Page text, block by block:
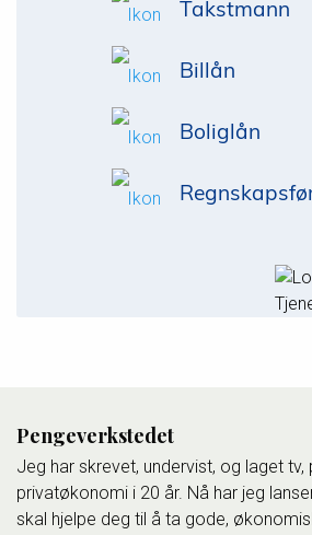
Takstmann
Billån
Boliglån
Pengeverkstedet
Jeg har skrevet, undervist, og laget
privatøkonomi i 20 år. Nå har jeg
skal hjelpe deg til å ta gode,